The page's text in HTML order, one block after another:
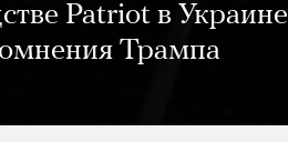
Patriot в Украине
Трампа